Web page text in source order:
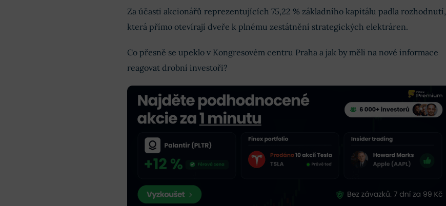
Za účasti akcionářů reprezentujících 75,22 % základního kapitálu padla rozhodnutí,
která přímo otevírají dveře k plnému zestátnění strategických elektráren.
Co přesně se upeklo v Kongresovém centru Praha a jak by měli na nové informace
reagovat drobní investoři?